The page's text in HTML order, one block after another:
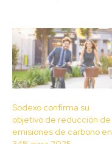
Sodexo confirma su
objetivo de reducción de
emisiones de carbono en